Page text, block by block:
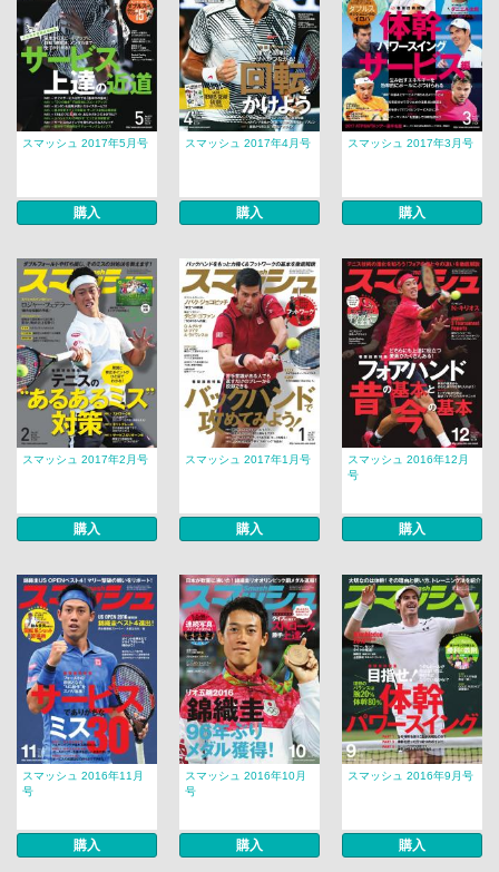
スマッシュ 2017年5月号
購入
スマッシュ 2017年4月号
購入
スマッシュ 2017年3月号
購入
スマッシュ 2017年2月号
購入
スマッシュ 2017年1月号
購入
スマッシュ 2016年12月
号
購入
スマッシュ 2016年11月
号
購入
スマッシュ 2016年10月
号
購入
スマッシュ 2016年9月号
購入